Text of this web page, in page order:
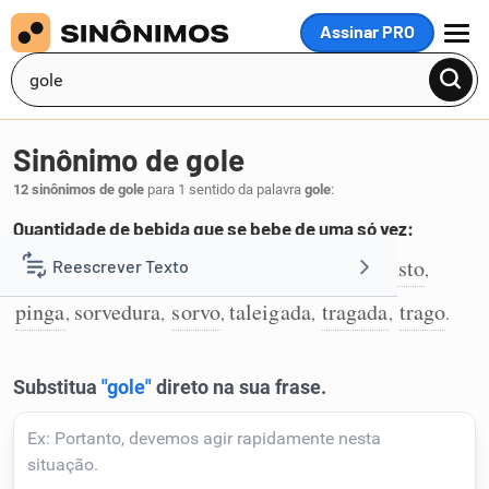
Assinar PRO
MENU
Reescrever Texto
Resumir Texto
Corrigir Texto
Detector de IA
Sinônimo de gole
12 sinônimos de gole para 1 sentido da palavra gole:
Quantidade de bebida que se bebe de uma só vez:
1 bicada,golada, ,hausto,
pinga, sorvedura, sorvo, taleigada, tragada, trago.